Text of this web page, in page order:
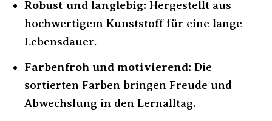
Robust und langlebig: Hergestellt aus
hochwertigem Kunststoff für eine lange
Lebensdauer.
Farbenfroh und motivierend: Die
sortierten Farben bringen Freude und
Abwechslung in den Lernalltag.